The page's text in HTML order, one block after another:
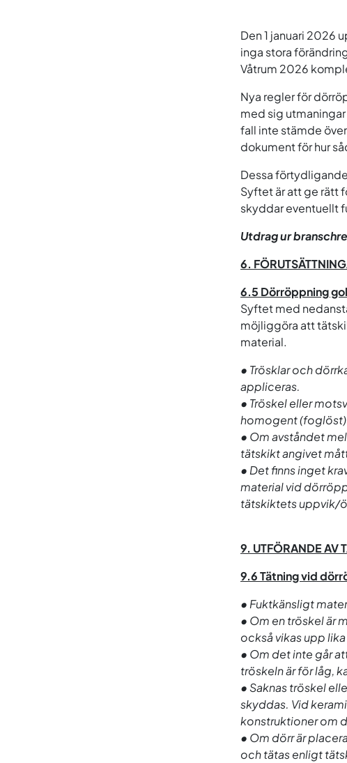
Den 1 januari 2026
inga stora
Våtrum 2026
Nya regler för
med sig
fall inte stämde
dokument för hur
Dessa
Syftet är att ge rätt
skyddar eventuellt
Utdrag ur
6.
6.5 Dörröppning
Syftet med
möjliggöra att
material.
• Trösklar och
appliceras.
• Tröskel eller
homogent
• Om avståndet
tätskikt angivet
• Det finns inget
material vid
tätskiktets uppvik/
9. UTFÖRANDE AV
9.6 Tätning vid
• Fuktkänsligt
• Om en tröskel är
också vikas upp
• Om det inte går
tröskeln är för låg,
• Saknas tröskel
skyddas. Vid
konstruktioner om
• Om dörr är
och tätas enligt